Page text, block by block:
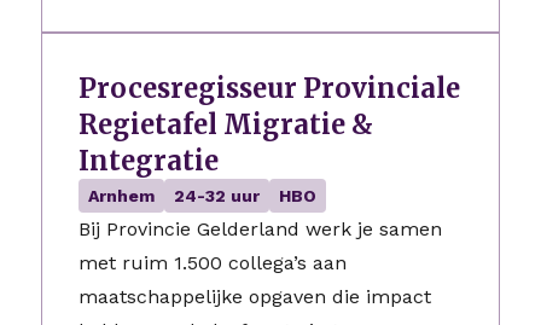
Procesregisseur Provinciale
Regietafel Migratie &
Integratie
Arnhem 24-32 uur HBO
Bij Provincie Gelderland werk je samen
met ruim 1.500 collega’s aan
maatschappelijke opgaven die impact